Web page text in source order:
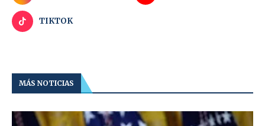
TIKTOK
MÁS NOTICIAS